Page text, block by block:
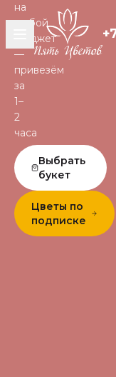
на
любой
бюджет
—
привезём
за
1–
2
часа
Выбрать
букет
Цветы по
подписке